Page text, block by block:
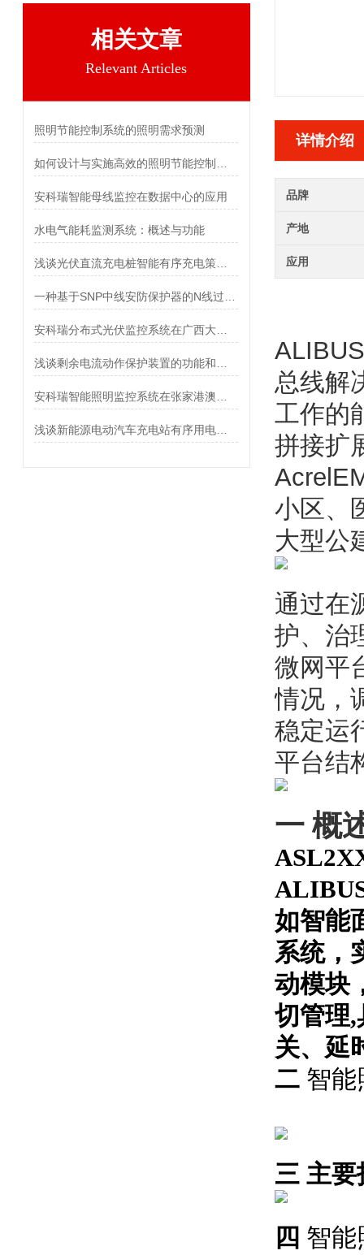
相关文章
Relevant Articles
照明节能控制系统的照明需求预测
安科瑞智能母线监控在数据中心的应用
水电气能耗监测系统：概述与功能
详情介绍
品牌
产地
应用
总线解
工作的
拼接扩
小区、
大型公
通过在
护、治
微网平
情况，
稳定运
平台结
一 概
如智能
系统，
动模块
切管理
关、延
二 智能
三 主
四 智能